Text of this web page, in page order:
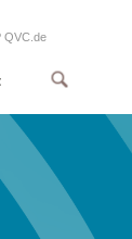
QVC.de